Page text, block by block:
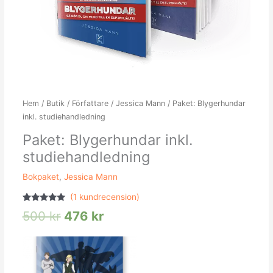
Hem / Butik/ Författare/ Jessica Mann/ Paket: Blygerhundar
inkl. studiehandledning
Paket: Blygerhundar inkl.
studiehandledning
Bokpaket, Jessica Mann
5.00av 5
(1 kundrecension)
500kr 476 kr
Det
ursprungliga
priset
Det
nuvarande
priset